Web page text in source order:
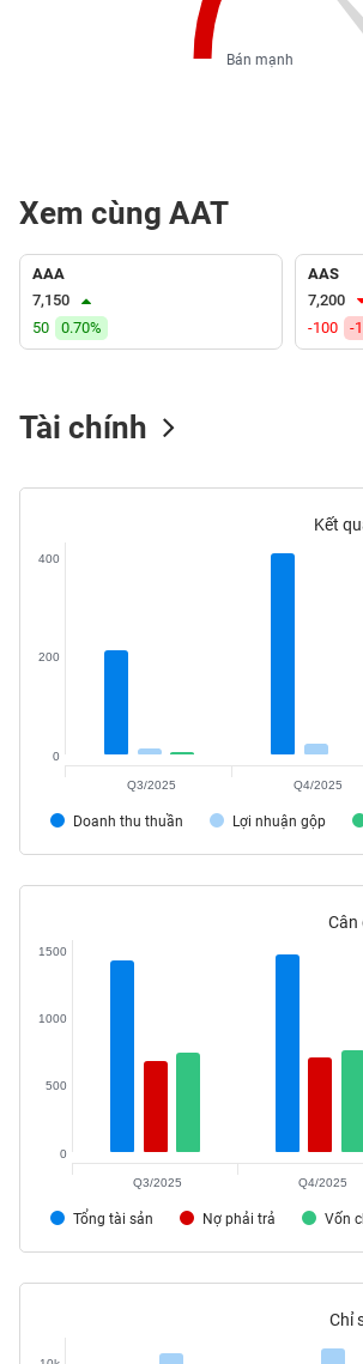
Bán mạnh
Xem cùng AAT
AAA
7,150
50
0.70%
AAS
7,200
-100
-
Tài chính
Kết
Doanh thu thuần Lợi nhuận gộp
0
200
400
Q3/2025 Q4/2025
Cân
Tổng tài sản Nợ phải trả Vốn
0
500
1000
1500
Q3/2025 Q4/2025
Chỉ
(-)
VS-
SECTOR
NGHIỆP
TIÊU
THIẾT
TIÊU
THIẾT
CHĂM